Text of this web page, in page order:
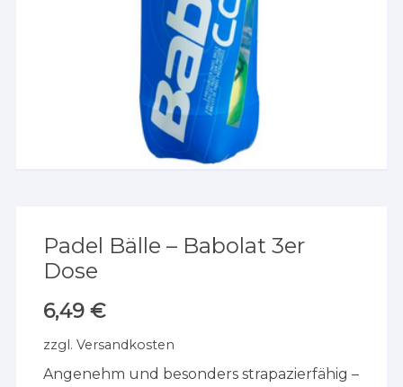
Padel Bälle – Babolat 3er
Dose
6,49€
zzgl.Versandkosten
Angenehm und besonders strapazierfähig –